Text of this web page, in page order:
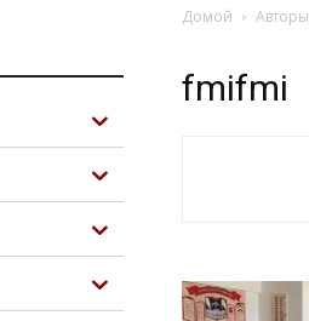
Домой Авторы
fmifmi